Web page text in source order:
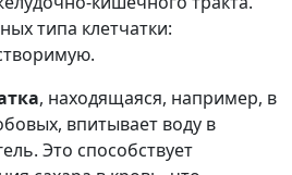
типа клетчатки:
, находящаяся, например, в
впитывает воду в
Это способствует